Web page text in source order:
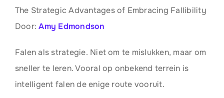
The Strategic Advantages of Embracing Fallibility
Door:Amy Edmondson
Falen als strategie. Niet om te mislukken, maar om
sneller te leren. Vooral op onbekend terrein is
intelligent falen de enige route vooruit.